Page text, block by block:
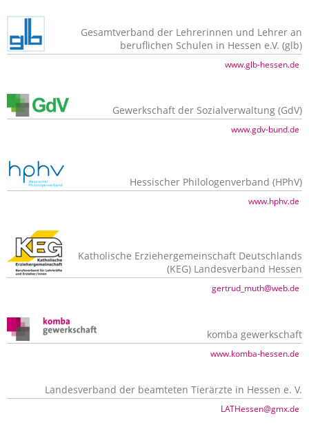
Gesamtverband der Lehrerinnen und Lehrer an
beruflichen Schulen in Hessen e.V. (glb)
www.glb-hessen.de
Gewerkschaft der Sozialverwaltung (GdV)
www.gdv-bund.de
Hessischer Philologenverband (HPhV)
www.hphv.de
Katholische Erziehergemeinschaft Deutschlands
(KEG) Landesverband Hessen
gertrud_muth@web.de
komba gewerkschaft
www.komba-hessen.de
Landesverband der beamteten Tierärzte in Hessen e. V.
LATHessen@gmx.de